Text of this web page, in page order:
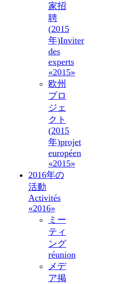
家招
聘
(2015
年)Inviter
des
experts
«2015»
欧州
プロ
ジェ
クト
(2015
年)projet
européen
«2015»
2016年の
活動
Activités
«2016»
ミー
ティ
ング
réunion
メデ
ア掲